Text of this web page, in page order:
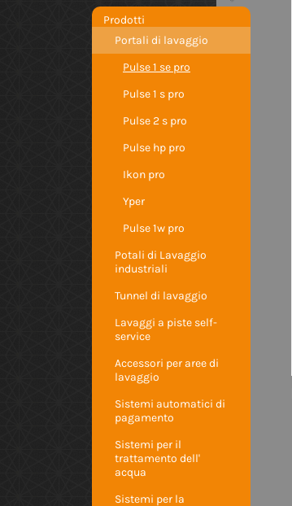
Prodotti
Portali di lavaggio
Pulse 1 se pro
Pulse 1 s pro
Pulse 2 s pro
Pulse hp pro
Ikon pro
Yper
Pulse 1w pro
Potali di Lavaggio
industriali
Tunnel di lavaggio
Lavaggi a piste self-
service
Accessori per aree di
lavaggio
Sistemi automatici di
pagamento
Sistemi per il
trattamento dell'
acqua
Sistemi per la